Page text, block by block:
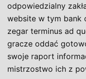
odpowiedzialny
website w tym bank
zegar terminus ad
gracze oddać
swoje raport
mistrzostwo ich z